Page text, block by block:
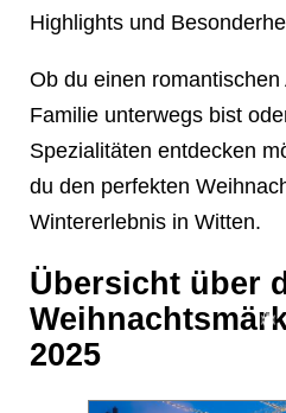
Highlights und
Ob du einen
Familie unterwegs bist
Spezialitäten entdecken
du den perfekten
Wintererlebnis in Witten.
Übersicht über
2025